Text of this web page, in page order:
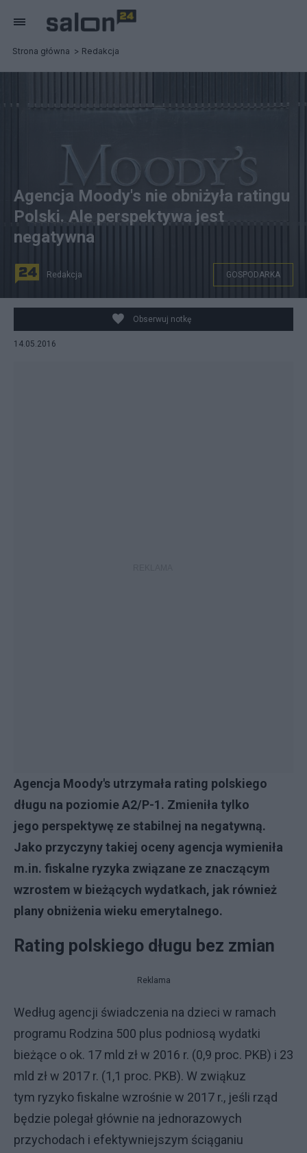
Strona główna Redakcja
Agencja Moody's nie obniżyła ratingu
Polski. Ale perspektywa jest
negatywna
Redakcja GOSPODARKA
Obserwuj notkę
14.05.2016
Agencja Moody's utrzymała rating polskiego
długu na poziomieA2/P-1. Zmieniła tylko
jego perspektywę ze stabilnej na negatywną.
Jako przyczyny takiej oceny agencja wymieniła
m.in. fiskalne ryzyka związane ze znaczącym
wzrostem w bieżących wydatkach, jak również
plany obniżenia wieku emerytalnego.
Rating polskiego długu bez zmian
Reklama
Według agencji świadczenia na dzieci w ramach
programu Rodzina 500 plus podniosą wydatki
bieżące o ok. 17 mld zł w 2016 r. (0,9 proc. PKB) i 23
mld zł w 2017 r. (1,1 proc. PKB). W zwiąkuz
tym ryzyko fiskalne wzrośnie w 2017 r., jeśli rząd
będzie polegał głównie na jednorazowych
przychodach i efektywniejszym ściąganiu